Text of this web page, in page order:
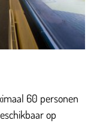
60 personen
op